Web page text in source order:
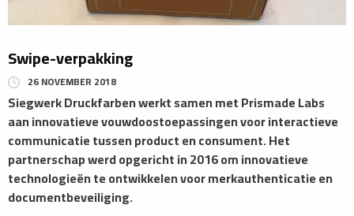
Swipe-verpakking
26 NOVEMBER 2018
Siegwerk Druckfarben werkt samen met Prismade Labs
aan innovatieve vouwdoostoepassingen voor interactieve
communicatie tussen product en consument. Het
partnerschap werd opgericht in 2016 om innovatieve
technologieën te ontwikkelen voor merkauthenticatie en
documentbeveiliging.